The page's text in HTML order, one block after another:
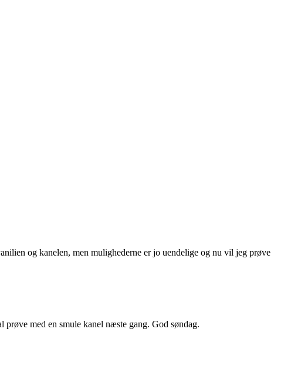
og kanelen, men mulighederne er jo uendelige og nu vil jeg prøve
prøve med en smule kanel næste gang. God søndag.